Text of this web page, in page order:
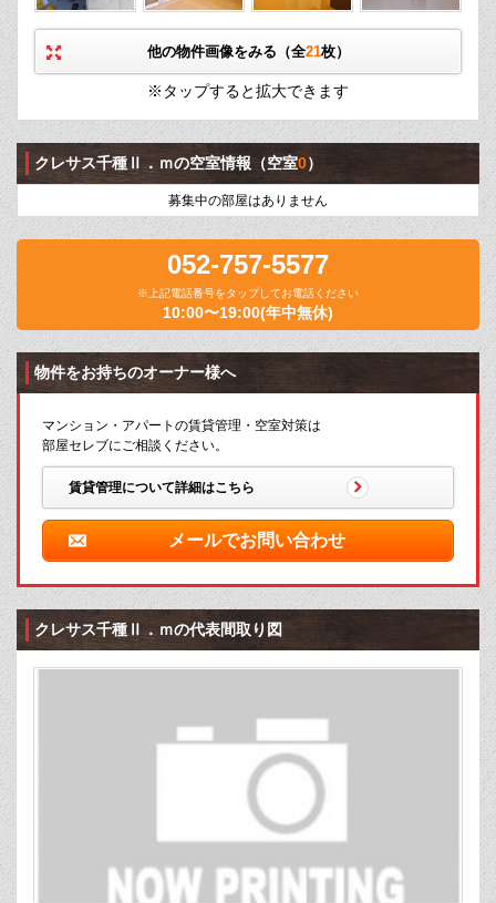
他の物件画像をみる（全21枚）
※タップすると拡大できます
クレサス千種Ⅱ．ｍの空室情報（空室0）
募集中の部屋はありません
052-757-5577
※上記電話番号をタップしてお電話ください
10:00〜19:00(年中無休)
物件をお持ちのオーナー様へ
マンション・アパートの賃貸管理・空室対策は
部屋セレブにご相談ください。
賃貸管理について詳細はこちら
メールでお問い合わせ
クレサス千種Ⅱ．ｍの代表間取り図